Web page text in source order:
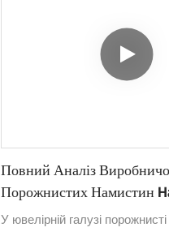
Повний Аналіз
Порожнистих Намистин
У ювелірній галузі порожнисті